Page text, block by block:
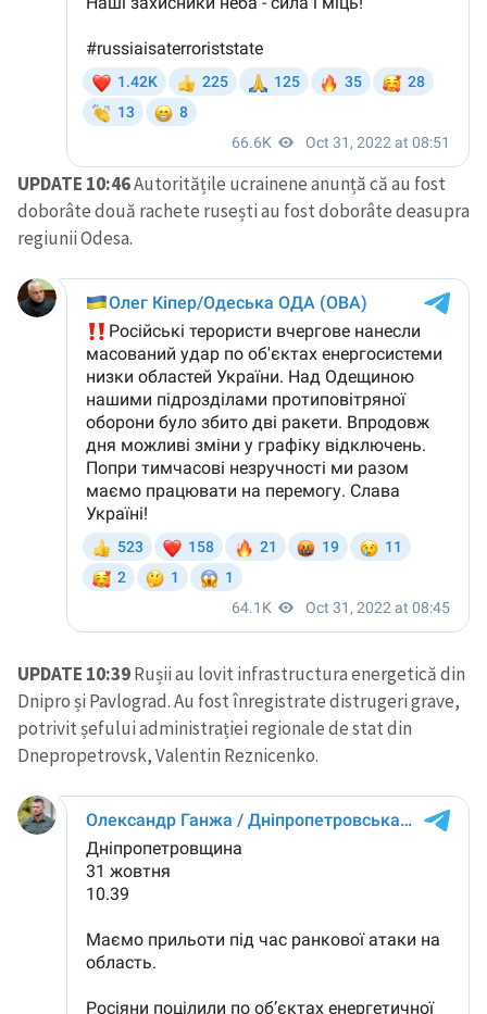
UPDATE 10:46Autoritățile ucrainene anunță că au fost
doborâte două rachete rusești au fost doborâte deasupra
regiunii Odesa.
UPDATE 10:39Rușii au lovit infrastructura energetică din
Dnipro și Pavlograd. Au fost înregistrate distrugeri grave,
potrivit șefului administrației regionale de stat din
Dnepropetrovsk, Valentin Reznicenko.